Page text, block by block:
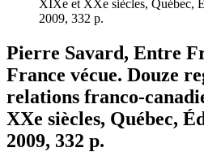
Pierre Savard, Entre
France vécue. Douze
relations franco-
XXe siècles, Québec,
2009, 332 p.